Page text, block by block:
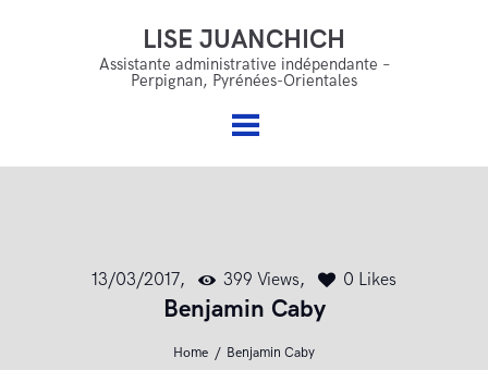
LISE JUANCHICH
Assistante administrative indépendante –
Perpignan, Pyrénées-Orientales
13/03/2017 399 Views 0 Likes
Benjamin Caby
Home Benjamin Caby
LISE JUANCHICH
Assistante administrative indépendante – Perpignan,
Accueil